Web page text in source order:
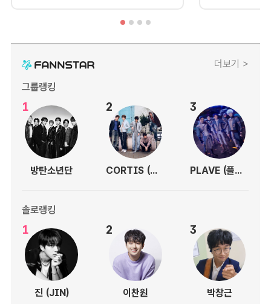
더보기 >
그룹랭킹
1
방탄소년단
2
CORTIS (코르티스)
3
PLAVE (플레이브)
솔로랭킹
1
진 (JIN)
2
이찬원
3
박창근